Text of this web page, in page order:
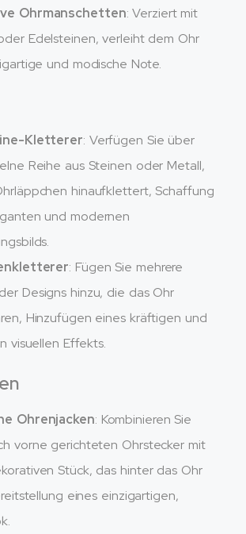
Ohrmanschetten: Verziert mit
Edelsteinen, verleiht dem Ohr
und modische Note.
Kletterer: Verfügen Sie über
Reihe aus Steinen oder Metall,
hinaufklettert, Schaffung
und modernen
: Fügen Sie mehrere
Designs hinzu, die das Ohr
Hinzufügen eines kräftigen und
visuellen Effekts.
Ohrenjacken: Kombinieren Sie
vorne gerichteten Ohrstecker mit
Stück, das hinter das Ohr
eines einzigartigen,